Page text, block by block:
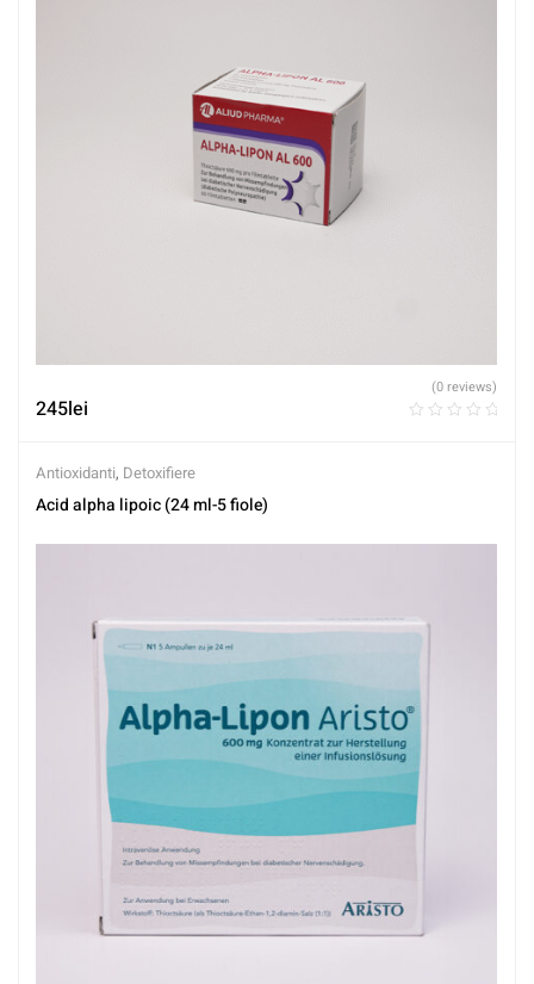
245lei
(0 reviews)
Antioxidanti, Detoxifiere
Acid alpha lipoic (24 ml-5 fiole)